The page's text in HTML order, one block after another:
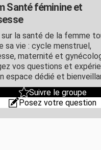
Santé féminine et
sur la santé de la femme
sa vie : cycle menstruel,
maternité et
vos questions et
espace dédié et
Suivre le groupe
Posez votre question